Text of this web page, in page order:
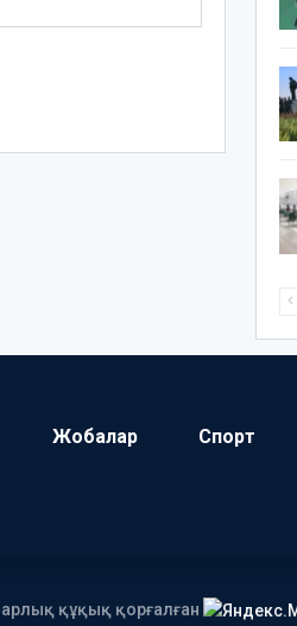
Жобалар Спорт
құқық қорғалған